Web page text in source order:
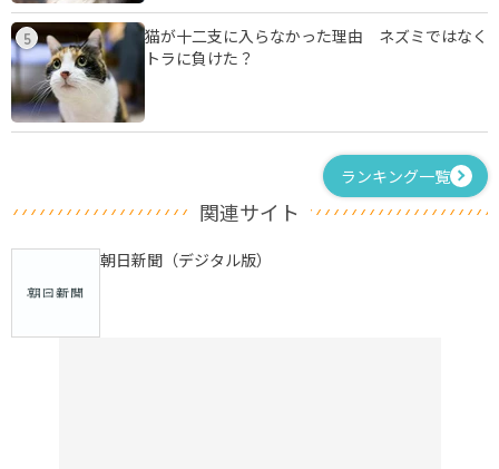
5
猫が十二支に入らなかった理由 ネズミではなく
トラに負けた？
ランキング一覧
関連サイト
朝日新聞（デジタル版）